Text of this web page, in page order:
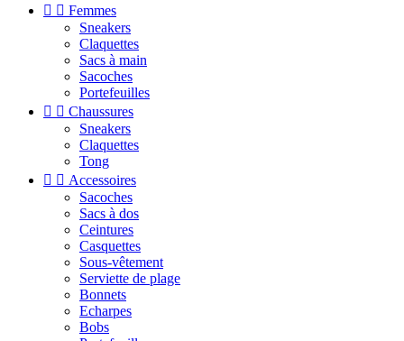
  Femmes
Sneakers
Claquettes
Sacs à main
Sacoches
Portefeuilles
  Chaussures
Sneakers
Claquettes
Tong
  Accessoires
Sacoches
Sacs à dos
Ceintures
Casquettes
Sous-vêtement
Serviette de plage
Bonnets
Echarpes
Bobs